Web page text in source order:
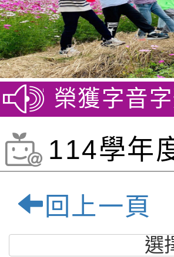
榮獲字音字形
114學年
公告:桃
爾雙語小
回上一頁
選